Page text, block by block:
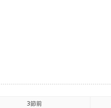
3節前